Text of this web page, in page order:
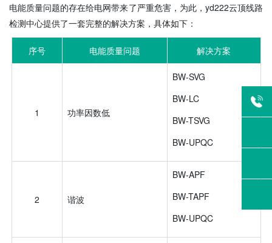
电能质量问题的存在给电网带来了严重危害，为此，yd222云顶线路
检测中心提供了一套完整的解决方案，具体如下：
序号 电能质量问题 解决方案
1 功率因数低
BW-SVG
BW-LC
BW-TSVG
BW-UPQC
2 谐波
BW-APF
BW-TAPF
BW-UPQC